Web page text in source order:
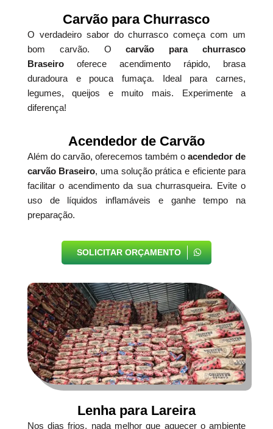
Carvão para Churrasco
O verdadeiro sabor do churrasco começa com um
bom carvão. Ocarvão para churrasco
Braseirooferece acendimento rápido, brasa
duradoura e pouca fumaça. Ideal para carnes,
legumes, queijos e muito mais. Experimente a
diferença!
Acendedor de Carvão
Além do carvão, oferecemos também oacendedor de
carvão Braseiro, uma solução prática e eficiente para
facilitar o acendimento da sua churrasqueira. Evite o
uso de líquidos inflamáveis e ganhe tempo na
preparação.
SOLICITAR ORÇAMENTO
Lenha para Lareira
Nos dias frios, nada melhor que aquecer o ambiente